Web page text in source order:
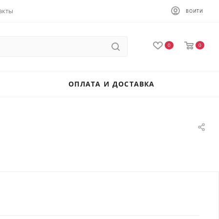
ВОЙТИ
0 0
ОПЛАТА И ДОСТАВКА